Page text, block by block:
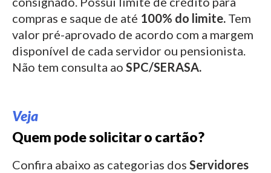
compras e saque de até 100% do limite. Tem
valor pré-aprovado de acordo com a margem
disponível de cada servidor ou pensionista.
Não tem consulta ao SPC/SERASA.
Veja
Quem pode solicitar o cartão?
Confira abaixo as categorias dos Servidores